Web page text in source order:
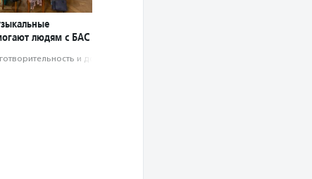
людям с БАС
и доброволь­чест­во